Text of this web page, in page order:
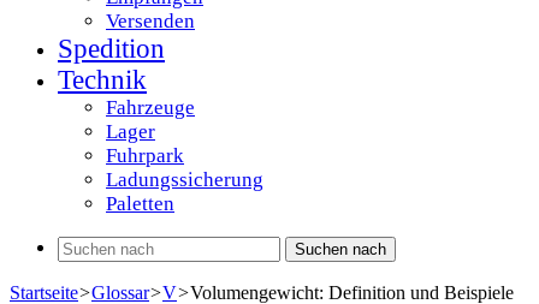
Versenden
Spedition
Technik
Fahrzeuge
Lager
Fuhrpark
Ladungssicherung
Paletten
Suchen nach
Startseite>Glossar>V>Volumengewicht: Definition und Beispiele